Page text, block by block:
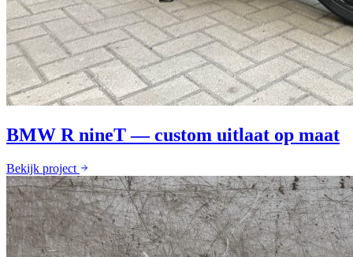
BMW R nineT — custom uitlaat op maat
Bekijk project